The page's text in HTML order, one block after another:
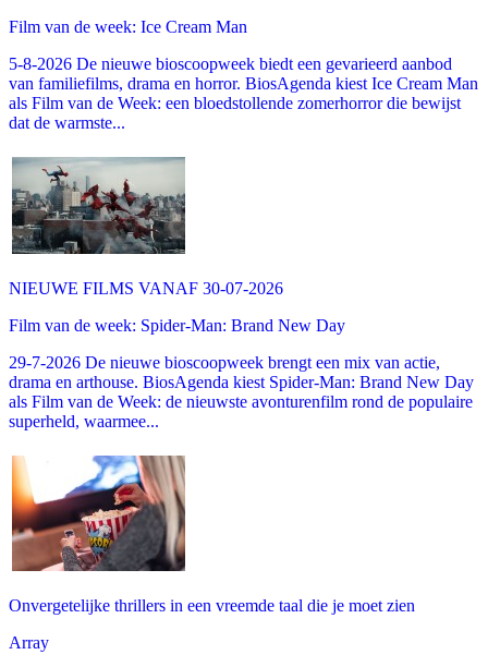
Film van de week: Ice Cream Man
5-8-2026 De nieuwe bioscoopweek biedt een gevarieerd aanbod
van familiefilms, drama en horror. BiosAgenda kiest Ice Cream Man
als Film van de Week: een bloedstollende zomerhorror die bewijst
dat de warmste...
NIEUWE FILMS VANAF 30-07-2026
Film van de week: Spider-Man: Brand New Day
29-7-2026 De nieuwe bioscoopweek brengt een mix van actie,
drama en arthouse. BiosAgenda kiest Spider-Man: Brand New Day
als Film van de Week: de nieuwste avonturenfilm rond de populaire
superheld, waarmee...
Onvergetelijke thrillers in een vreemde taal die je moet zien
Array